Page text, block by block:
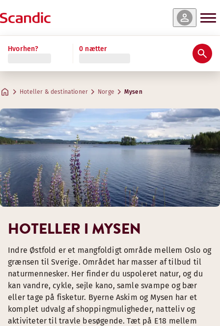
Hvorhen? 0 nætter
Hoteller & destinationer Norge Mysen
HOTELLER I MYSEN
Indre Østfold er et mangfoldigt område mellem Oslo og
grænsen til Sverige. Området har masser af tilbud til
naturmennesker. Her finder du uspoleret natur, og du
kan vandre, cykle, sejle kano, samle svampe og bær
eller tage på fisketur. Byerne Askim og Mysen har et
komplet udvalg af shoppingmuligheder, natteliv og
aktiviteter til travle besøgende. Tæt på E18 mellem